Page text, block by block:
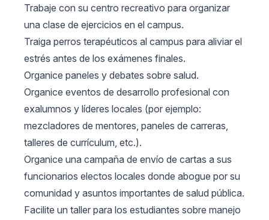
Trabaje con su centro recreativo para organizar
una clase de ejercicios en el campus.
Traiga perros terapéuticos al campus para aliviar el
estrés antes de los exámenes finales.
Organice paneles y debates sobre salud.
Organice eventos de desarrollo profesional con
exalumnos y líderes locales (por ejemplo:
mezcladores de mentores, paneles de carreras,
talleres de currículum, etc.).
Organice una campaña de envío de cartas a sus
funcionarios electos locales donde abogue por su
comunidad y asuntos importantes de salud pública.
Facilite un taller para los estudiantes sobre manejo